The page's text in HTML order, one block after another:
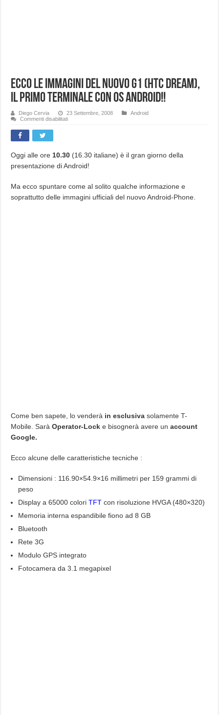
Ecco le immagini del nuovo G1 (Htc dream),
il primo terminale con OS Android!!
Diego Cervia 23 Settembre, 2008
Android
Commenti disabilitatisu
G1
(Htc
dream),
con
Android!!
Oggi alle ore 10.30 (16.30 italiane) è il gran giorno della
presentazione di Android!
Ma ecco spuntare come al solito qualche informazione e
soprattutto delle immagini ufficiali del nuovo Android-Phone.
Come ben sapete, lo venderà in esclusiva solamente T-
Mobile. SaràOperator-Lock e bisognerà avere unaccount
Google.
Ecco alcune delle caratteristiche tecniche :
Dimensioni : 116.90×54.9×16 millimetri per 159 grammi di
peso
Display a 65000 coloriTFT con risoluzione HVGA (480×320)
Memoria interna espandibile fiono ad 8 GB
Bluetooth
Rete 3G
Modulo GPS integrato
Fotocamera da 3.1 megapixel